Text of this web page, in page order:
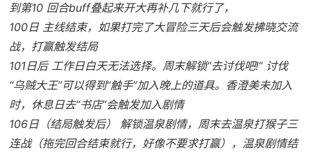
到第10 回合buff叠起来开大再补几下就行了，
100日 主线结束，如果打完了大冒险三天后会触发拂晓交流
战，打赢触发结局
101日后 工作日白天无法选择。周末解锁“去讨伐吧!” 讨伐
“乌贼大王”可以得到“触手”加入晚上的道具。香澄美未加入
时，休息日去“书店”会触发加入剧情
106日（结局触发后） 解锁温泉剧情，周末去温泉打猴子三
连战（拖完回合结束就行，好像不要求打赢），温泉剧情结